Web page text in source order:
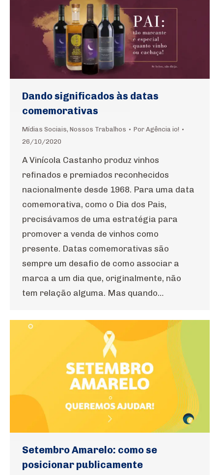
Dando significados às datas
comemorativas
Mídias Sociais, Nossos Trabalhos Por Agência io!
26/10/2020
A Vinícola Castanho produz vinhos
refinados e premiados reconhecidos
nacionalmente desde 1968. Para uma data
comemorativa, como o Dia dos Pais,
precisávamos de uma estratégia para
promover a venda de vinhos como
presente. Datas comemorativas são
sempre um desafio de como associar a
marca a um dia que, originalmente, não
tem relação alguma. Mas quando…
Setembro Amarelo: como se
posicionar publicamente